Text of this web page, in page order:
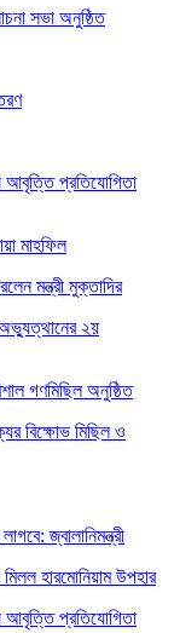
সভা অনুষ্ঠিত
আবৃত্তি প্রতিযোগিতা
মাহফিল
মন্ত্রী মুক্তাদির
২য়
গণমিছিল অনুষ্ঠিত
বিক্ষোভ মিছিল ও
জ্বালানিমন্ত্রী
মিলল হারমোনিয়াম উপহার
আবৃত্তি প্রতিযোগিতা